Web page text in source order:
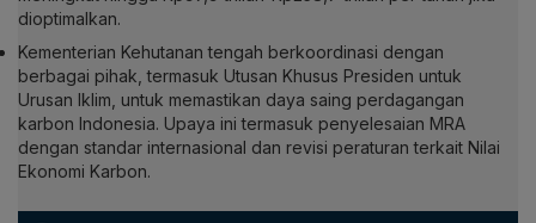
dioptimalkan.
Kementerian Kehutanan tengah berkoordinasi dengan
berbagai pihak, termasuk Utusan Khusus Presiden untuk
Urusan Iklim, untuk memastikan daya saing perdagangan
karbon Indonesia. Upaya ini termasuk penyelesaian MRA
dengan standar internasional dan revisi peraturan terkait Nilai
Ekonomi Karbon.